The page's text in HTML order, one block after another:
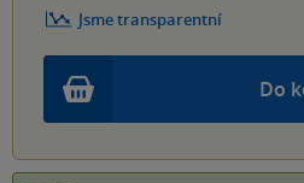
Do
Jsme transparentní